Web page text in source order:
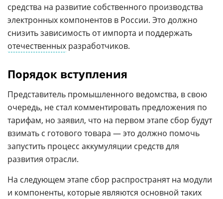
средства на развитие собственного производства
электронных компонентов в России. Это должно
снизить зависимость от импорта и поддержать
отечественных разработчиков.
Порядок вступления
Представитель промышленного ведомства, в свою
очередь, не стал комментировать предложения по
тарифам, но заявил, что на первом этапе сбор будут
взимать с готового товара — это должно помочь
запустить процесс аккумуляции средств для
развития отрасли.
На следующем этапе сбор распространят на модули
и компоненты, которые являются основной таких